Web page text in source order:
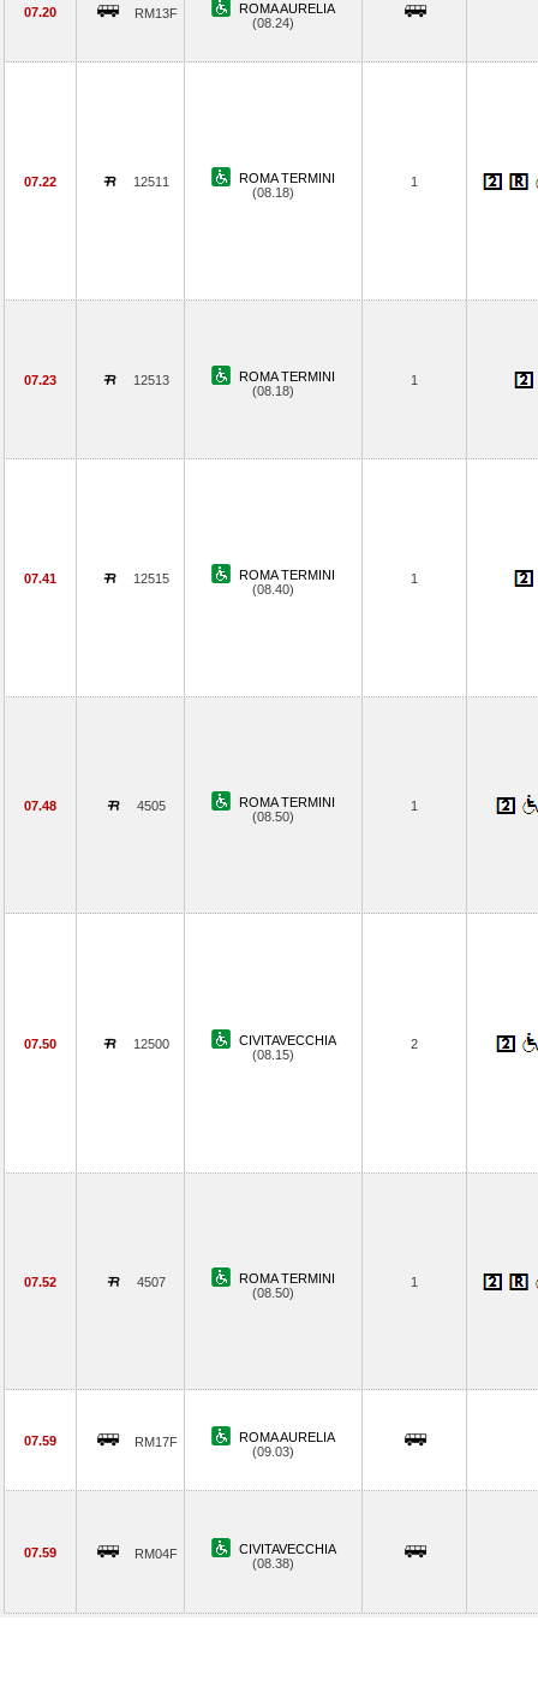
07.20 RM13F
ROMA AURELIA
(08.24)
07.22 12511
ROMA TERMINI
(08.18)
1
07.23 12513
ROMA TERMINI
(08.18)
1
07.41 12515
ROMA TERMINI
(08.40)
1
07.48 4505
ROMA TERMINI
(08.50)
1
07.50 12500
CIVITAVECCHIA
(08.15)
2
07.52 4507
ROMA TERMINI
(08.50)
1
07.59 RM17F
ROMA AURELIA
(09.03)
07.59 RM04F
CIVITAVECCHIA
(08.38)